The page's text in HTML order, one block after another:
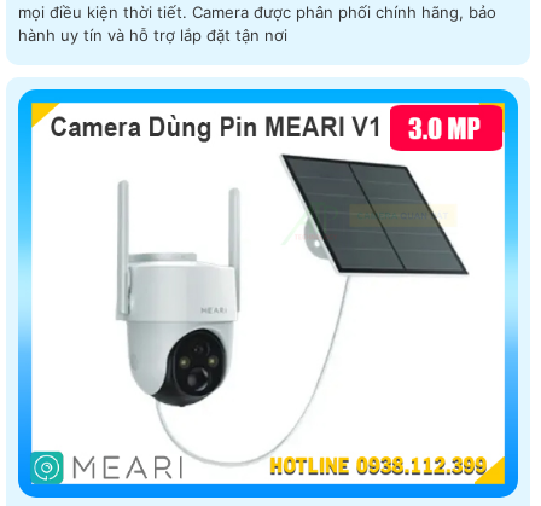
mọi điều kiện thời tiết. Camera được phân phối chính hãng, bảo
hành uy tín và hỗ trợ lắp đặt tận nơi